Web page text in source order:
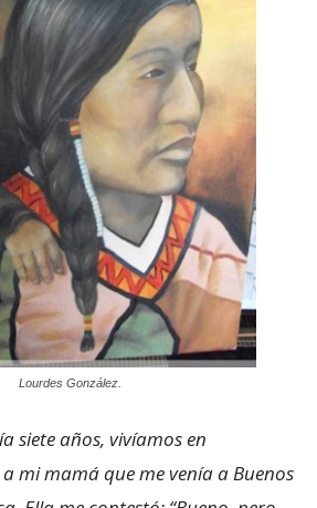
Lourdes González.
siete años, vivíamos en
a mi mamá que me venía a Buenos